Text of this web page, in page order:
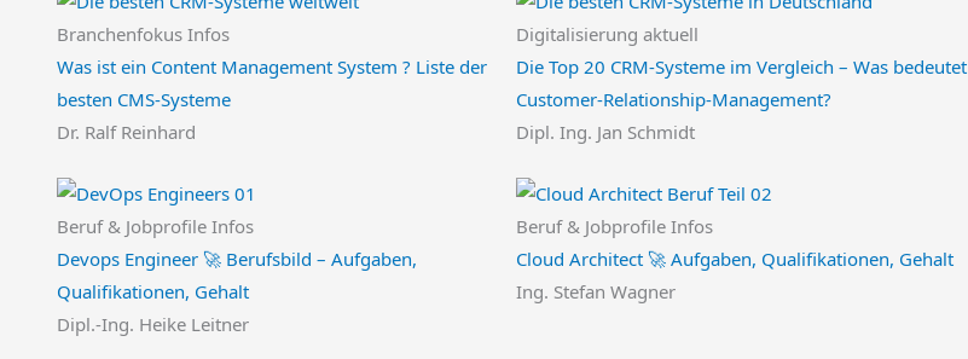
Branchenfokus Infos
Was ist ein Content Management System ? Liste der
besten CMS-Systeme
Dr. Ralf Reinhard
Digitalisierung aktuell
Die Top 20 CRM-Systeme im Vergleich – Was bedeutet
Customer-Relationship-Management?
Dipl. Ing. Jan Schmidt
Beruf & Jobprofile Infos
Devops Engineer 🚀 Berufsbild – Aufgaben,
Qualifikationen, Gehalt
Dipl.-Ing. Heike Leitner
Beruf & Jobprofile Infos
Cloud Architect 🚀 Aufgaben, Qualifikationen, Gehalt
Ing. Stefan Wagner